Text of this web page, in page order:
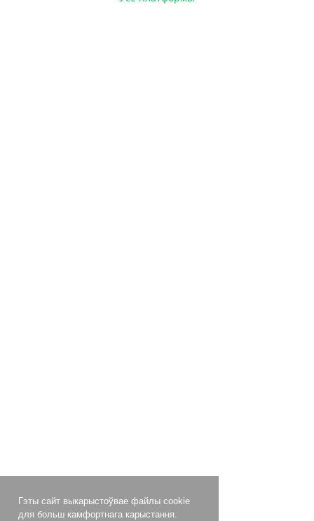
Гэты сайт выкарыстоўвае файлы cookie
для больш камфортнага карыстання.